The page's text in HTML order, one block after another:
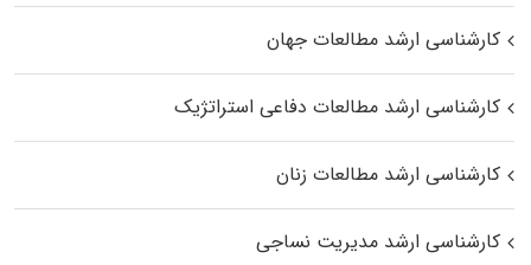
کارشناسی ارشد مطالعات جهان
کارشناسی ارشد مطالعات دفاعی استراتژیک
کارشناسی ارشد مطالعات زنان
کارشناسی ارشد مدیریت نساجی